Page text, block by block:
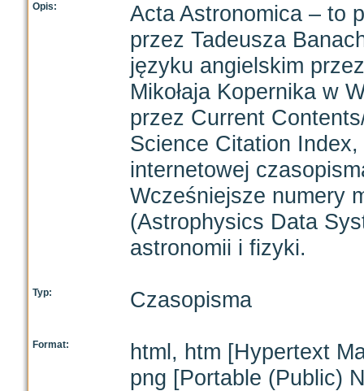
Opis:
Acta Astronomica – to
przez Tadeusza
języku angielskim
Mikołaja Kopernika w
przez Current
Science Citation
internetowej
Wcześniejsze numery
(Astrophysics Data
astronomii i fizyki.
Typ: Czasopisma
Format:
html, htm [Hypertext
png [Portable (Public)